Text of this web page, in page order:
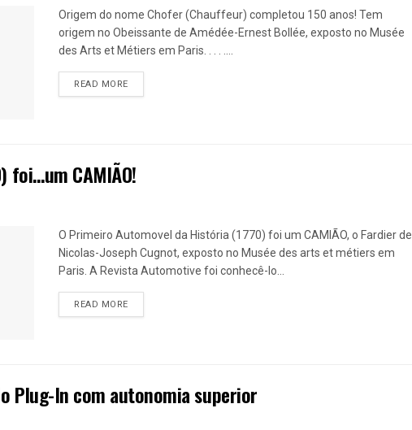
Origem do nome Chofer (Chauffeur) completou 150 anos! Tem
origem no Obeissante de Amédée-Ernest Bollée, exposto no Musée
des Arts et Métiers em Paris. . . . ....
READ MOREDETAILS
foi…um CAMIÃO!
O Primeiro Automovel da História (1770) foi um CAMIÃO, o Fardier de
Nicolas-Joseph Cugnot, exposto no Musée des arts et métiers em
Paris. A Revista Automotive foi conhecê-lo...
READ MOREDETAILS
Plug-In com autonomia superior